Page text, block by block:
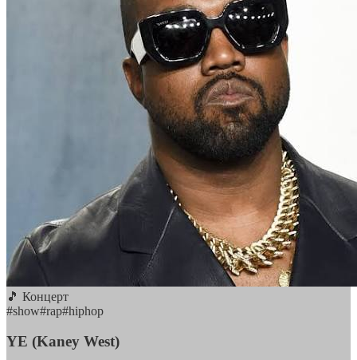
🎵 Концерт
#show#rap#hiphop
YE (Kaney West)